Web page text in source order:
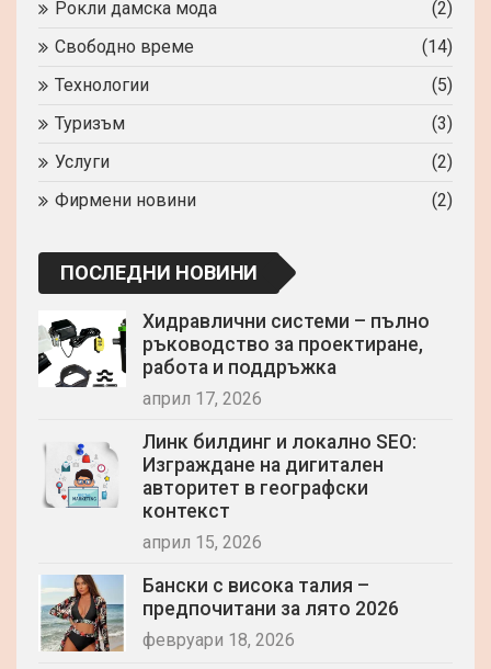
Рокли дамска мода
(2)
Свободно време
(14)
Технологии
(5)
Туризъм
(3)
Услуги
(2)
Фирмени новини
(2)
ПОСЛЕДНИ НОВИНИ
Хидравлични системи – пълно
ръководство за проектиране,
работа и поддръжка
април 17, 2026
Линк билдинг и локално SEO:
Изграждане на дигитален
авторитет в географски
контекст
април 15, 2026
Бански с висока талия –
предпочитани за лято 2026
февруари 18, 2026